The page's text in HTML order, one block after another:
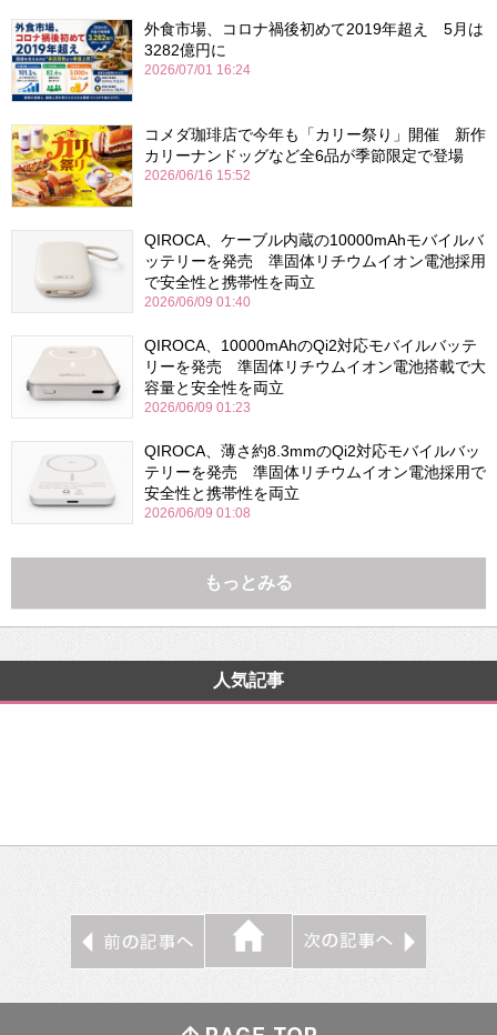
外食市場、コロナ禍後初めて2019年超え 5月は
3282億円に
2026/07/01 16:24
コメダ珈琲店で今年も「カリー祭り」開催 新作
カリーナンドッグなど全6品が季節限定で登場
2026/06/16 15:52
QIROCA、ケーブル内蔵の10000mAhモバイルバ
ッテリーを発売 準固体リチウムイオン電池採用
で安全性と携帯性を両立
2026/06/09 01:40
QIROCA、10000mAhのQi2対応モバイルバッテ
リーを発売 準固体リチウムイオン電池搭載で大
容量と安全性を両立
2026/06/09 01:23
QIROCA、薄さ約8.3mmのQi2対応モバイルバッ
テリーを発売 準固体リチウムイオン電池採用で
安全性と携帯性を両立
2026/06/09 01:08
もっとみる
人気記事